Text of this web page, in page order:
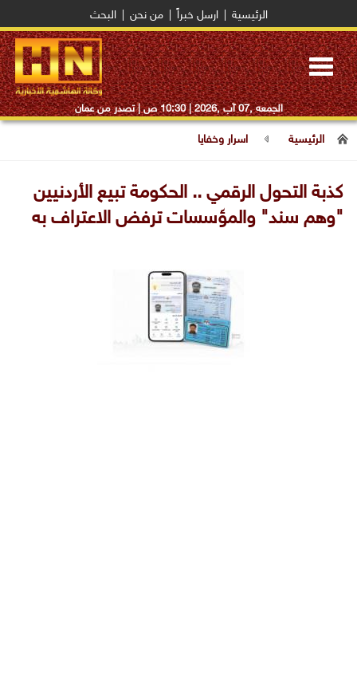
الرئيسية ارسل خبراً من نحن البحث
Toggle
navigation
الجمعه ,07 آب ,2026 | 10:30 ص | تصدر من عمان
الرئيسية اسرار وخفايا
كذبة التحول الرقمي .. الحكومة تبيع الأردنيين
"وهم سند" والمؤسسات ترفض الاعتراف به